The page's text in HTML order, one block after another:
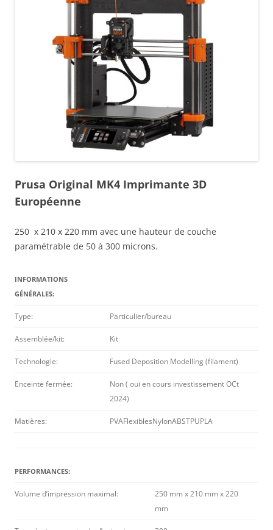
Prusa Original MK4 Imprimante 3D
Européenne
250 x 210 x 220 mm avec une hauteur de couche
paramétrable de 50 à 300 microns.
INFORMATIONS
GÉNÉRALES:
Type: Particulier/bureau
Assemblée/kit: Kit
Technologie: Fused Deposition Modelling (filament)
Enceinte fermée:
Non ( oui en cours investissement OCt
2024)
Matières: PVAFlexiblesNylonABSTPUPLA
PERFORMANCES:
Volume d’impression maximal:
250 mm x 210 mm x 220
mm